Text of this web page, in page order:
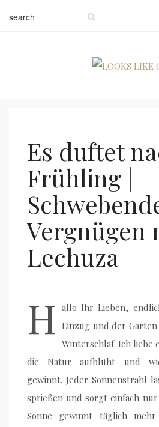
Es duftet
Frühling |
Vergnügen
Lechuza
H allo Ihr Lieben,
Einzug und der
Winterschlaf. Ich liebe
die Natur aufblüht und
gewinnt. Jeder Sonnenstrahl
sprießen und sorgt einfach
Sonne gewinnt täglich